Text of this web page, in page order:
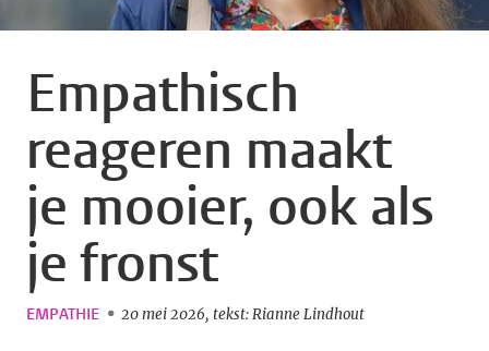
Empathisch
reageren maakt
je mooier, ook als
je fronst
EMPATHIE 20 mei 2026 tekst: Rianne Lindhout